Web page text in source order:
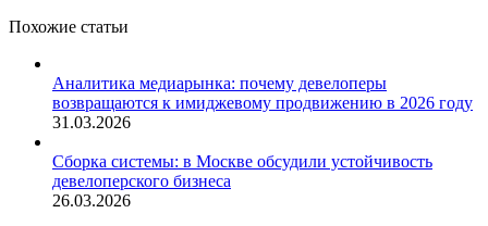
Похожие статьи
Аналитика медиарынка: почему девелоперы
возвращаются к имиджевому продвижению в 2026 году
31.03.2026
Сборка системы: в Москве обсудили устойчивость
девелоперского бизнеса
26.03.2026